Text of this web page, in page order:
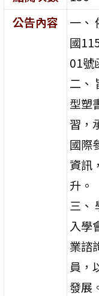
公告內容
一、
國
01號
二、
型塑
習，
國際
資訊
升。
三、
入學
業諮
員，
發展